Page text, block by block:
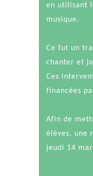
en utilisant
musique.
Ce fut un
chanter et
Ces
financées
Afin de
élèves, une
jeudi 14